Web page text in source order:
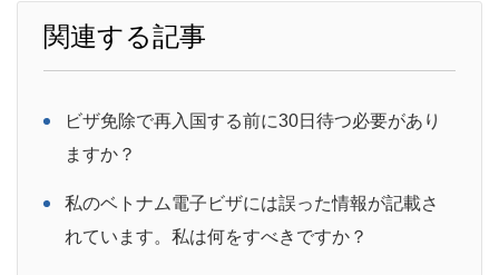
関連する記事
ビザ免除で再入国する前に30日待つ必要があり
ますか？
私のベトナム電子ビザには誤った情報が記載さ
れています。私は何をすべきですか？